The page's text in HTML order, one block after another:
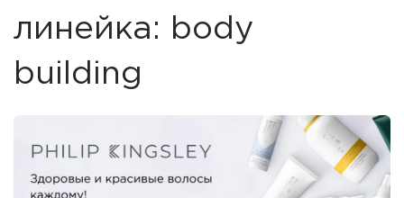
линейка: body
building